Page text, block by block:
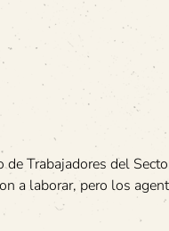
Trabajadores del
a laborar, pero los